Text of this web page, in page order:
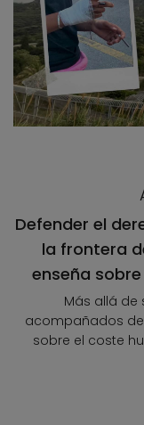
Defender el
la frontera
enseña
Más allá de
acompañados
sobre el coste